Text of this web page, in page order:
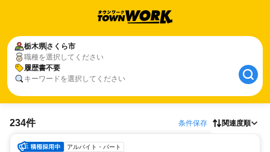
栃木県さくら市
職種を選択してください
履歴書不要
キーワードを選択してください
234件 条件保存 関連度順
アルバイト・パート